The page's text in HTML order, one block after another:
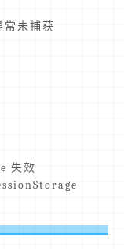
未捕获
失效